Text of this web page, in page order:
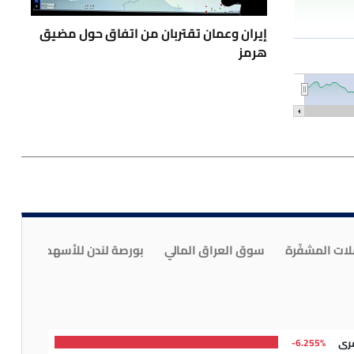
إيران وعمان تقتربان من اتفاق حول مضيق
هرمز
قياسي
المشفّرة سوق العراق المالي بورصة لندن للأسهم
6.255%-